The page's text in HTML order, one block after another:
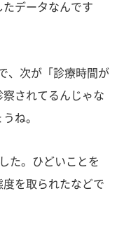
データなんです
、次が「診療時間が
されてるんじゃな
ね。
た。ひどいことを
を取られたなどで